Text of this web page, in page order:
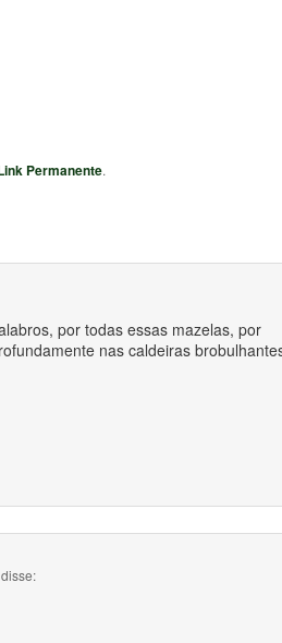
Permanente.
por todas essas mazelas, por
nas caldeiras
disse: